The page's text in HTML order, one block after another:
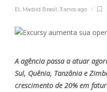
EL Madrid Brasil, 3 anos ago
A agência passa a atuar
Sul, Quênia, Tanzânia e
crescimento de 20% em